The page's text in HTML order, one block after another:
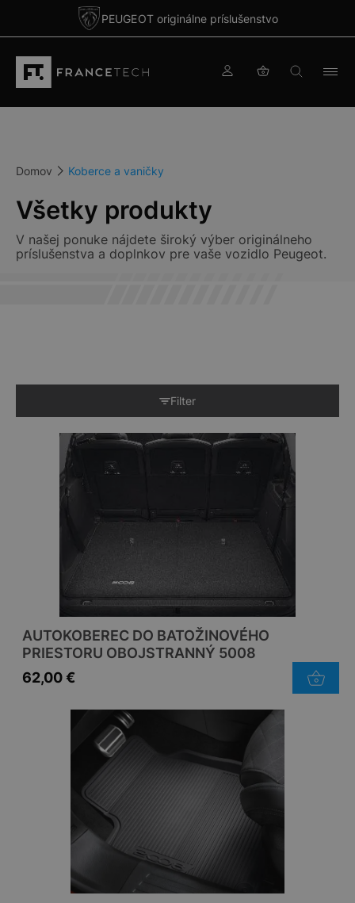
PEUGEOT originálne príslušenstvo
Domov Koberce a vaničky
Všetky produkty
V našej ponuke nájdete široký výber originálneho
príslušenstva a doplnkov pre vaše vozidlo Peugeot.
Filter
AUTOKOBEREC DO BATOŽINOVÉHO
PRIESTORU OBOJSTRANNÝ 5008
62,00€